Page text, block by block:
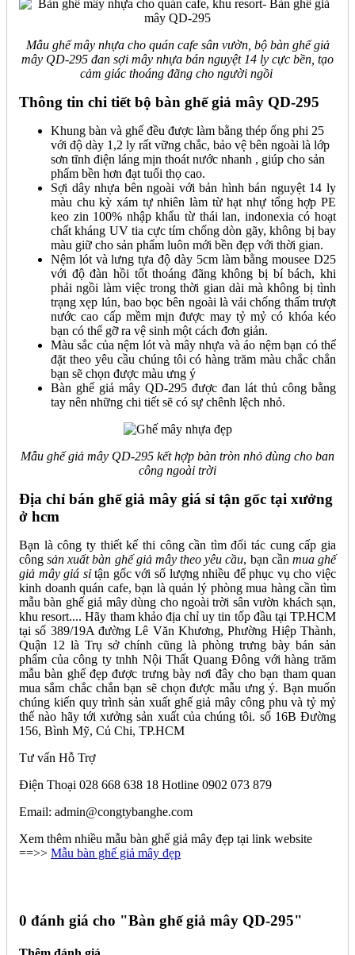
Mẫu ghế mây nhựa cho quán cafe sân vườn, bộ bàn ghế giả
mây QD-295 đan sợi mây nhựa bán nguyệt 14 ly cực bền, tạo
cảm giác thoáng đãng cho người ngồi
Thông tin chi tiết bộ bàn ghế giả mây QD-295
Khung bàn và ghế đều được làm bằng thép ống phi 25
với độ dày 1,2 ly rất vững chắc, bảo vệ bên ngoài là lớp
sơn tĩnh điện láng mịn thoát nước nhanh , giúp cho sản
phẩm bền hơn đạt tuổi thọ cao.
Sợi dây nhựa bên ngoài với bản hình bán nguyệt 14 ly
màu chu kỳ xám tự nhiên làm từ hạt nhự tổng hợp PE
keo zin 100% nhập khẩu từ thái lan, indonexia có hoạt
chất kháng UV tia cực tím chống dòn gãy, không bị bay
màu giữ cho sản phẩm luôn mới bền đẹp với thời gian.
Nệm lót và lưng tựa độ dày 5cm làm bằng mousee D25
với độ đàn hồi tốt thoáng đãng không bị bí bách, khi
phải ngồi làm việc trong thời gian dài mà không bị tình
trạng xẹp lún, bao bọc bên ngoài là vải chống thấm trượt
nước cao cấp mềm mịn được may tỷ mỷ có khóa kéo
bạn có thể gỡ ra vệ sinh một cách đơn giản.
Màu sắc của nệm lót và mây nhựa và áo nệm bạn có thể
đặt theo yêu cầu chúng tôi có hàng trăm màu chắc chắn
bạn sẽ chọn được màu ưng ý
Bàn ghế giả mây QD-295 được đan lát thủ công bằng
tay nên những chi tiết sẽ có sự chênh lệch nhỏ.
Mẫu ghế giả mây QD-295 kết hợp bàn tròn nhỏ dùng cho ban
công ngoài trời
Địa chỉ bán ghế giả mây giá sỉ tận gốc tại xưởng
ở hcm
Bạn là công ty thiết kế thi công cần tìm đối tác cung cấp gia
côngsản xuất bàn ghế giả mây theo yêu cầu, bạn cần mua ghế
giả mây giá sỉtận gốc với số lượng nhiều để phục vụ cho việc
kinh doanh quán cafe, bạn là quản lý phòng mua hàng cần tìm
mẫu bàn ghế giả mây dùng cho ngoài trời sân vườn khách sạn,
khu resort.... Hãy tham khảo địa chỉ uy tin tốp đầu tại TP.HCM
tại số 389/19A đường Lê Văn Khương, Phường Hiệp Thành,
Quận 12 là Trụ sở chính cũng là phòng trưng bày bán sản
phẩm của công ty tnhh Nội Thất Quang Đông với hàng trăm
mẫu bàn ghế đẹp được trưng bày nơi đây cho bạn tham quan
mua sắm chắc chắn bạn sẽ chọn được mẫu ưng ý. Bạn muốn
chúng kiến quy trình sản xuất ghế giả mây công phu và tỷ mỷ
thế nào hãy tới xưởng sản xuất của chúng tôi. số 16B Đường
156, Bình Mỹ, Củ Chi, TP.HCM
Tư vấn Hỗ Trợ
Điện Thoại 028 668 638 18 Hotline 0902 073 879
Email: admin@congtybanghe.com
Xem thêm nhiều mẫu bàn ghế giả mây đẹp tại link website
==>> Mẫu bàn ghế giả mây đẹp
0 đánh giá cho "Bàn ghế giả mây QD-295"